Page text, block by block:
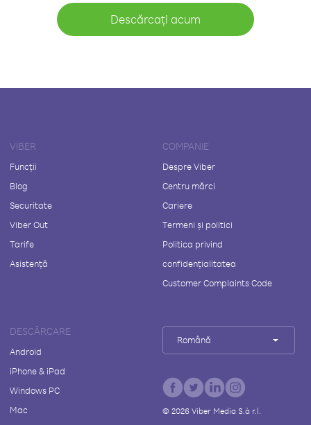
Descărcați acum
VIBER
Funcții
Blog
Securitate
Viber Out
Tarife
Asistență
COMPANIE
Despre Viber
Centru mărci
Cariere
Termeni și politici
Politica privind
confidențialitatea
Customer Complaints Code
DESCĂRCARE
Android
iPhone & iPad
Windows PC
Mac
Română
© 2026Viber Media S.à r.l.